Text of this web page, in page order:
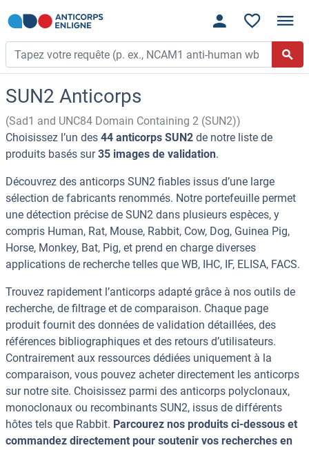
SUN2 Anticorps
(Sad1 and UNC84 Domain Containing 2 (SUN2))
Choisissez l’un des 44 anticorps SUN2 de notre liste de
produits basés sur35 images de validation.
Découvrez des anticorps SUN2 fiables issus d’une large
sélection de fabricants renommés. Notre portefeuille permet
une détection précise de SUN2 dans plusieurs espèces, y
compris Human, Rat, Mouse, Rabbit, Cow, Dog, Guinea Pig,
Horse, Monkey, Bat, Pig, et prend en charge diverses
applications de recherche telles que WB, IHC, IF, ELISA, FACS.
Trouvez rapidement l’anticorps adapté grâce à nos outils de
recherche, de filtrage et de comparaison. Chaque page
produit fournit des données de validation détaillées, des
références bibliographiques et des retours d’utilisateurs.
Contrairement aux ressources dédiées uniquement à la
comparaison, vous pouvez acheter directement les anticorps
sur notre site. Choisissez parmi des anticorps polyclonaux,
monoclonaux ou recombinants SUN2, issus de différents
hôtes tels que Rabbit. Parcourez nos produits ci-dessous et
commandez directement pour soutenir vos recherches en